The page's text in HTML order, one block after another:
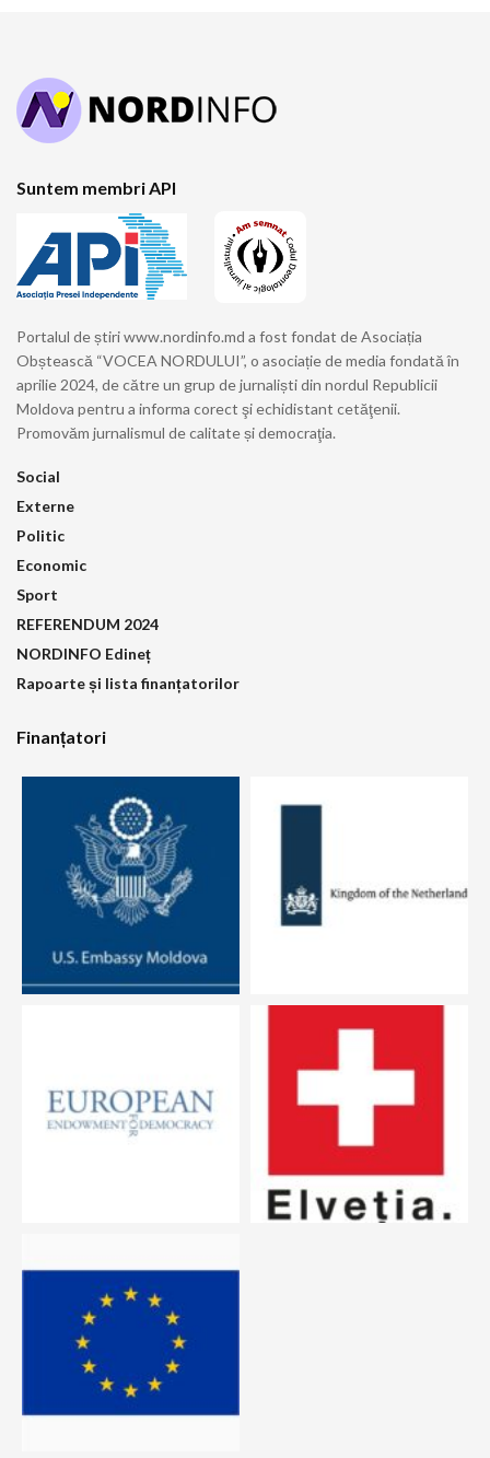
Suntem membri API
Portalul de știri www.nordinfo.md a fost fondat de Asociația
Obștească “VOCEA NORDULUI”, o asociație de media fondată în
aprilie 2024, de către un grup de jurnaliști din nordul Republicii
Moldova pentru a informa corect şi echidistant cetăţenii.
Promovăm jurnalismul de calitate și democraţia.
Social
Externe
Politic
Economic
Sport
REFERENDUM 2024
NORDINFO Edineț
Rapoarte și lista finanțatorilor
Finanțatori